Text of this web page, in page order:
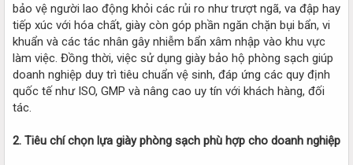
bảo vệ người lao động khỏi các rủi ro như trượt ngã, va đập hay
tiếp xúc với hóa chất, giày còn góp phần ngăn chặn bụi bẩn, vi
khuẩn và các tác nhân gây nhiễm bẩn xâm nhập vào khu vực
làm việc. Đồng thời, việc sử dụng giày bảo hộ phòng sạch giúp
doanh nghiệp duy trì tiêu chuẩn vệ sinh, đáp ứng các quy định
quốc tế như ISO, GMP và nâng cao uy tín với khách hàng, đối
tác.
2. Tiêu chí chọn lựa giày phòng sạch phù hợp cho doanh nghiệp